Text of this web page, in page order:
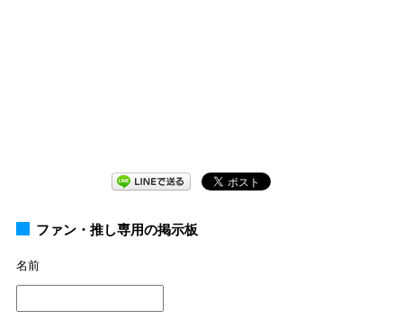
ファン・推し専用の掲示板
名前